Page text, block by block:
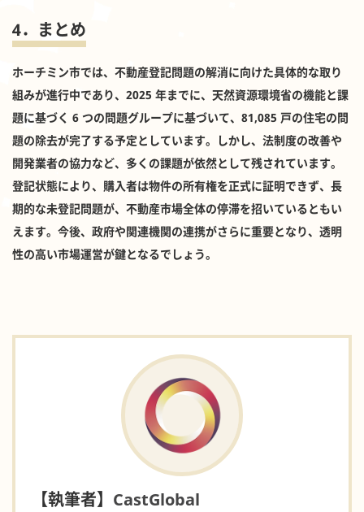
4．まとめ
ホーチミン市では、不動産登記問題の解消に向けた具体的な取り
組みが進行中であり、2025 年までに、天然資源環境省の機能と課
題に基づく 6 つの問題グループに基づいて、81,085 戸の住宅の問
題の除去が完了する予定としています。しかし、法制度の改善や
開発業者の協力など、多くの課題が依然として残されています。
登記状態により、購入者は物件の所有権を正式に証明できず、長
期的な未登記問題が、不動産市場全体の停滞を招いているともい
えます。今後、政府や関連機関の連携がさらに重要となり、透明
性の高い市場運営が鍵となるでしょう。
【執筆者】 CastGlobal